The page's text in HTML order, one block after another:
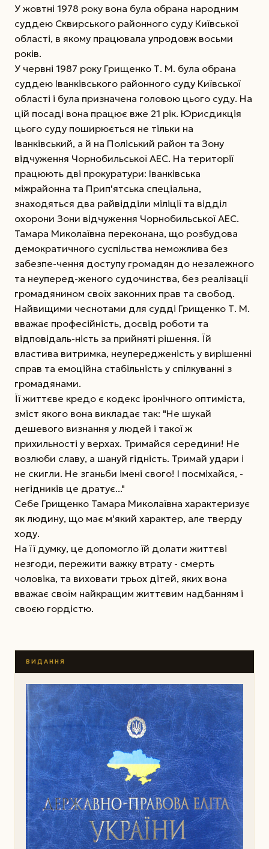
У жовтні 1978 року вона була обрана народним
суддею Сквирського районного суду Київської
області, в якому працювала упродовж восьми
років.
У червні 1987 року Грищенко Т. М. була обрана
суддею Іванківського районного суду Київської
області і була призначена головою цього суду. На
цій посаді вона працює вже 21 рік. Юрисдикція
цього суду поширюється не тільки на
Іванківський, а й на Поліський район та Зону
відчуження Чорнобильської АЕС. На території
працюють дві прокуратури: Іванківська
міжрайонна та Прип'ятська спеціальна,
знаходяться два райвідділи міліції та відділ
охорони Зони відчуження Чорнобильської АЕС.
Тамара Миколаївна переконана, що розбудова
демократичного суспільства неможлива без
забезпе-чення доступу громадян до незалежного
та неуперед-женого судочинства, без реалізації
громадянином своїх законних прав та свобод.
Найвищими чеснотами для судді Грищенко Т. М.
вважає професійність, досвід роботи та
відповідаль-ність за прийняті рішення. Їй
властива витримка, неупередженість у вирішенні
справ та емоційна стабільність у спілкуванні з
громадянами.
Її життєве кредо є кодекс іронічного оптиміста,
зміст якого вона викладає так: "Не шукай
дешевого визнання у людей і такої ж
прихильності у верхах. Тримайся середини! Не
возлюби славу, а шануй гідність. Тримай удари і
не скигли. Не зганьби імені свого! І посміхайся, -
негідників це дратує..."
Себе Грищенко Тамара Миколаївна характеризує
як людину, що має м'який характер, але тверду
ходу.
На її думку, це допомогло їй долати життєві
незгоди, пережити важку втрату - смерть
чоловіка, та виховати трьох дітей, яких вона
вважає своїм найкращим життєвим надбанням і
своєю гордістю.
ВИДАННЯ